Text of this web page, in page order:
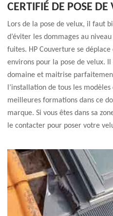
CERTIFIÉ DE POSE
Lors de la pose de velux, il faut
d’éviter les dommages au
fuites. HP Couverture se
environs pour la pose de velux.
domaine et maitrise
l’installation de tous les
meilleures formations dans ce
marque. Si vous êtes dans sa
le contacter pour poser votre